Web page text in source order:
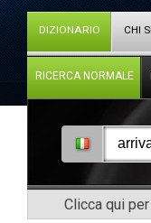
DIZIONARIO CHI
RICERCA NORMALE
Clicca qui